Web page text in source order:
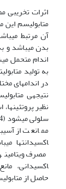
اثرات تخریبی
متابولیسم این
آن مرتبط
بدن می­باشد و
اندام متحمل
به تولید
در اندام­های
نتیجه­ی
اکسیدانتها
اکسیدانی،
حاصل از